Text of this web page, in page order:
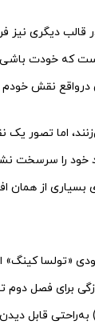
قالب دیگری
که خودت باشی
نقش خودم
می‌زنند، اما
خود را سرسخت
بسیاری از همان
برای فصل دوم
قابل